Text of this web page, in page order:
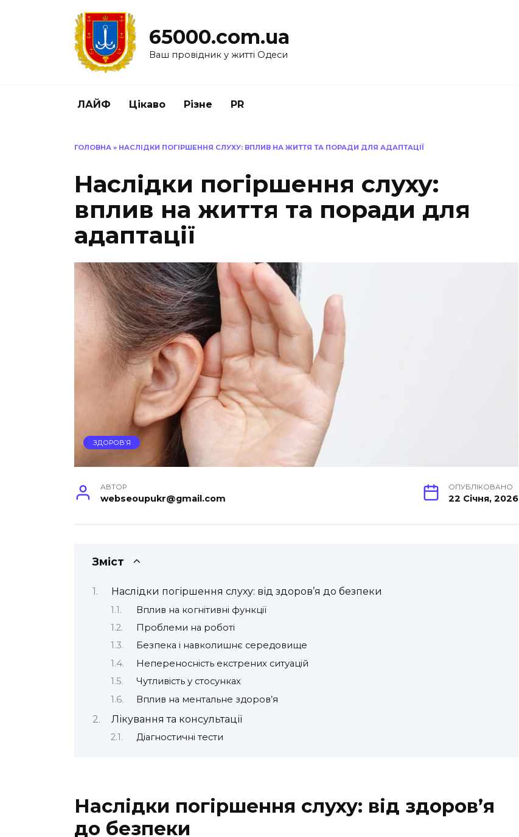
65000.com.ua
Ваш провідник у житті Одеси
ЛАЙФ Цікаво Різне PR
ГОЛОВНА » НАСЛІДКИ ПОГІРШЕННЯ СЛУХУ: ВПЛИВ НА ЖИТТЯ ТА ПОРАДИ ДЛЯ АДАПТАЦІЇ
Наслідки погіршення слуху:
вплив на життя та поради для
адаптації
ЗДОРОВ’Я
АВТОР
webseoupukr@gmail.com
ОПУБЛІКОВАНО
22 Січня, 2026
Зміст
Наслідки погіршення слуху: від здоров’я до безпеки
Вплив на когнітивні функції
Проблеми на роботі
Безпека і навколишнє середовище
Непереносність екстрених ситуацій
Чутливість у стосунках
Вплив на ментальне здоров’я
Лікування та консультації
Діагностичні тести
Наслідки погіршення слуху: від здоров’я
до безпеки